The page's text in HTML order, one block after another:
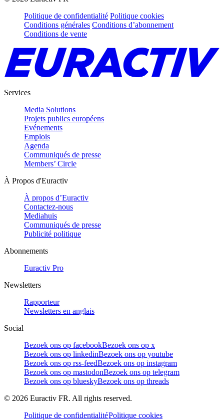
Politique de confidentialité Politique cookies
Conditions générales Conditions d’abonnement
Conditions de vente
Services
Media Solutions
Projets publics européens
Evénements
Emplois
Agenda
Communiqués de presse
Members’ Circle
À Propos d'Euractiv
À propos d’Euractiv
Contactez-nous
Mediahuis
Communiqués de presse
Publicité politique
Abonnements
Euractiv Pro
Newsletters
Rapporteur
Newsletters en anglais
Social
Bezoek ons op facebookBezoek ons op x
Bezoek ons op linkedinBezoek ons op youtube
Bezoek ons op rss-feedBezoek ons op instagram
Bezoek ons op mastodonBezoek ons op telegram
Bezoek ons op blueskyBezoek ons op threads
© 2026 Euractiv FR. All rights reserved.
Politique de confidentialitéPolitique cookies